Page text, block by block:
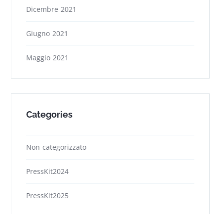
Dicembre 2021
Giugno 2021
Maggio 2021
Categories
Non categorizzato
PressKit2024
PressKit2025